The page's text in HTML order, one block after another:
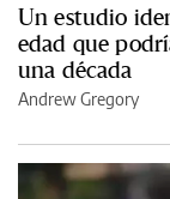
Un estudio
edad que
una década
Andrew Gregory